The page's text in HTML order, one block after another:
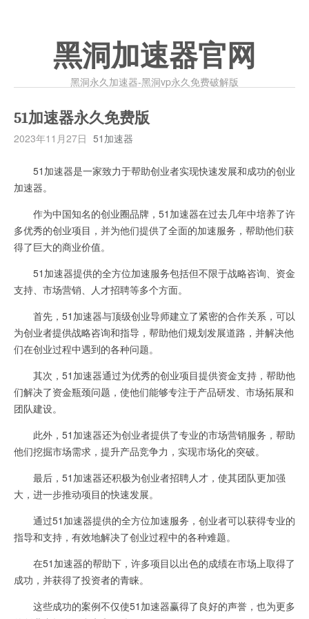
黑洞加速器官网
黑洞永久加速器-黑洞vp永久免费破解版
51加速器永久免费版
2023年11月27日 51加速器
51加速器是一家致力于帮助创业者实现快速发展和成功的创业
加速器。
作为中国知名的创业圈品牌，51加速器在过去几年中培养了许
多优秀的创业项目，并为他们提供了全面的加速服务，帮助他们获
得了巨大的商业价值。
51加速器提供的全方位加速服务包括但不限于战略咨询、资金
支持、市场营销、人才招聘等多个方面。
首先，51加速器与顶级创业导师建立了紧密的合作关系，可以
为创业者提供战略咨询和指导，帮助他们规划发展道路，并解决他
们在创业过程中遇到的各种问题。
其次，51加速器通过为优秀的创业项目提供资金支持，帮助他
们解决了资金瓶颈问题，使他们能够专注于产品研发、市场拓展和
团队建设。
此外，51加速器还为创业者提供了专业的市场营销服务，帮助
他们挖掘市场需求，提升产品竞争力，实现市场化的突破。
最后，51加速器还积极为创业者招聘人才，使其团队更加强
大，进一步推动项目的快速发展。
通过51加速器提供的全方位加速服务，创业者可以获得专业的
指导和支持，有效地解决了创业过程中的各种难题。
在51加速器的帮助下，许多项目以出色的成绩在市场上取得了
成功，并获得了投资者的青睐。
这些成功的案例不仅使51加速器赢得了良好的声誉，也为更多